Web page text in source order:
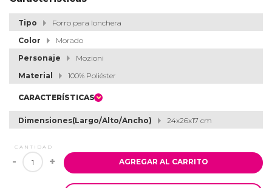
Tipo
Forro para lonchera
Color
Morado
Personaje
Mozioni
Material
100% Poliéster
CARACTERÍSTICAS
Dimensiones(Largo/Alto/Ancho) 24x26x17 cm
CANTIDAD
- + AGREGAR AL CARRITO